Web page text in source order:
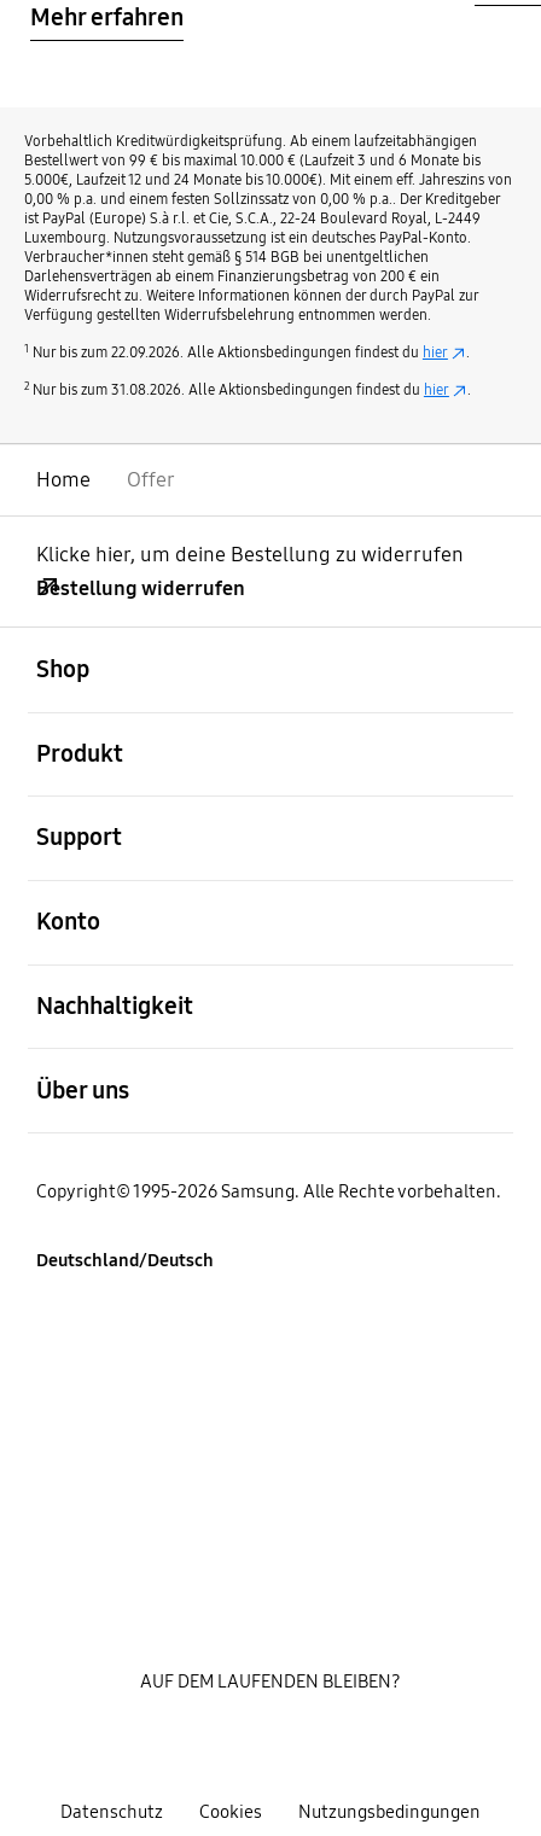
Mehr erfahren
Vorbehaltlich Kreditwürdigkeitsprüfung. Ab einem laufzeitabhängigen
Bestellwert von 99 € bis maximal 10.000 € (Laufzeit 3 und 6 Monate bis
5.000€, Laufzeit 12 und 24 Monate bis 10.000€). Mit einem eff. Jahreszins von
0,00 % p.a. und einem festen Sollzinssatz von 0,00 % p.a.. Der Kreditgeber
ist PayPal (Europe) S.à r.l. et Cie, S.C.A., 22-24 Boulevard Royal, L-2449
Luxembourg. Nutzungsvoraussetzung ist ein deutsches PayPal-Konto.
Verbraucher*innen steht gemäß § 514 BGB bei unentgeltlichen
Darlehensverträgen ab einem Finanzierungsbetrag von 200 € ein
Widerrufsrecht zu. Weitere Informationen können der durch PayPal zur
Verfügung gestellten Widerrufsbelehrung entnommen werden.
1 Nur bis zum 22.09.2026. Alle Aktionsbedingungen findest du hier .
2 Nur bis zum 31.08.2026. Alle Aktionsbedingungen findest du hier .
Home Offer
Klicke hier, um deine Bestellung zu widerrufen
Bestellung widerrufen
Shop
Produkt
Support
Konto
Nachhaltigkeit
Über uns
Copyright© 1995-2026 Samsung. Alle Rechte vorbehalten.
Deutschland/Deutsch
Datenschutz Cookies Nutzungsbedingungen
AUF DEM LAUFENDEN BLEIBEN?